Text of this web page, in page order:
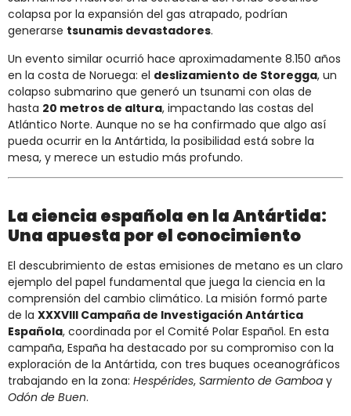
colapsa por la expansión del gas atrapado, podrían
generarse tsunamis devastadores.
Un evento similar ocurrió hace aproximadamente 8.150 años
en la costa de Noruega: el deslizamiento de Storegga, un
colapso submarino que generó un tsunami con olas de
hasta 20 metros de altura, impactando las costas del
Atlántico Norte. Aunque no se ha confirmado que algo así
pueda ocurrir en la Antártida, la posibilidad está sobre la
mesa, y merece un estudio más profundo.
La ciencia española en la Antártida:
Una apuesta por el conocimiento
El descubrimiento de estas emisiones de metano es un claro
ejemplo del papel fundamental que juega la ciencia en la
comprensión del cambio climático. La misión formó parte
de la XXXVIII Campaña de Investigación Antártica
Española, coordinada por el Comité Polar Español. En esta
campaña, España ha destacado por su compromiso con la
exploración de la Antártida, con tres buques oceanográficos
trabajando en la zona: Hespérides, Sarmiento de Gamboa y
Odón de Buen.